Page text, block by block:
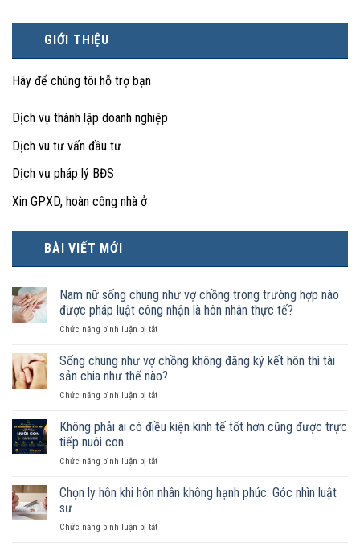
GIỚI THIỆU
Hãy để chúng tôi hỗ trợ bạn
Dịch vụ thành lập doanh nghiệp
Dịch vu tư vấn đầu tư
Dịch vụ pháp lý BĐS
Xin GPXD, hoàn công nhà ở
BÀI VIẾT MỚI
Nam nữ sống chung như vợ chồng trong trường hợp nào
được pháp luật công nhận là hôn nhân thực tế?
Chức năng bình luận bị tắtở
nữ
sống
chung
như
chồng
hợp
được
công
Sống chung như vợ chồng không đăng ký kết hôn thì tài
sản chia như thế nào?
Chức năng bình luận bị tắtở
chung
chồng
đăng
hôn
Không phải ai có điều kiện kinh tế tốt hơn cũng được trực
tiếp nuôi con
Chức năng bình luận bị tắtở
phải
điều
Chọn ly hôn khi hôn nhân không hạnh phúc: Góc nhìn luật
sư
Chức năng bình luận bị tắtở